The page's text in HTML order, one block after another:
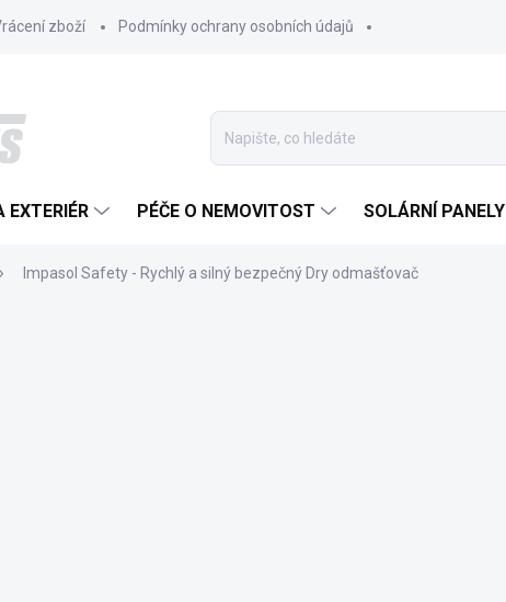
zboží Podmínky ochrany osobních údajů
EXTERIÉR PÉČE O NEMOVITOST SOLÁRNÍ PANELY
Impasol Safety - Rychlý a silný bezpečný Dry odmašťovač